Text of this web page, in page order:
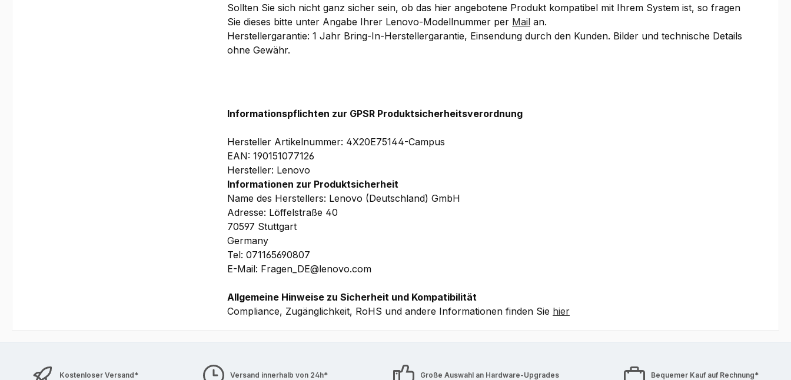
Sollten Sie sich nicht ganz sicher sein, ob das hier angebotene Produkt kompatibel mit Ihrem System ist, so fragen
Sie dieses bitte unter Angabe Ihrer Lenovo-Modellnummer per Mail an.
Herstellergarantie: 1 Jahr Bring-In-Herstellergarantie, Einsendung durch den Kunden. Bilder und technische Details
ohne Gewähr.
Informationspflichten zur GPSR Produktsicherheitsverordnung
Hersteller Artikelnummer: 4X20E75144-Campus
EAN: 190151077126
Hersteller: Lenovo
Informationen zur Produktsicherheit
Name des Herstellers: Lenovo (Deutschland) GmbH
Adresse: Löffelstraße 40
70597 Stuttgart
Germany
Tel: 071165690807
E-Mail: Fragen_DE@lenovo.com
Allgemeine Hinweise zu Sicherheit und Kompatibilität
Compliance, Zugänglichkeit, RoHS und andere Informationen finden Sie hier
Kostenloser Versand* Versand innerhalb von 24h* Große Auswahl an Hardware-Upgrades Bequemer Kauf auf Rechnung*